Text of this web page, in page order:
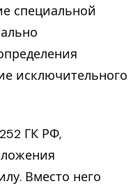
специальной
исключительного
ГК РФ,
Вместо него